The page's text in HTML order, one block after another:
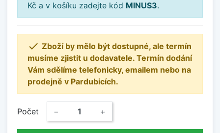
Kč a v košíku zadejte kód MINUS3.
 Zboží by mělo být dostupné, ale termín
musíme zjistit u dodavatele. Termín dodání
Vám sdělíme telefonicky, emailem nebo na
prodejně v Pardubicích.
Počet − +